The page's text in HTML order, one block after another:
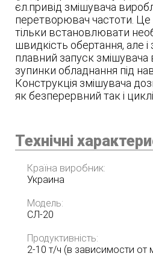
єл.привід змішувача
перетворювач частоти.
тільки встановлювати
швидкість обертання, але і
плавний запуск змішувача
зупинки обладнання під
Конструкція змішувача
як безперервний так і
Технічні
Країна виробник:
Украина
Модель:
СЛ-20
Продуктивність:
2-10 т/ч (в зависимости от